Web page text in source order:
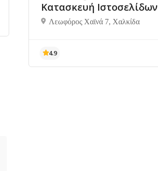
Κατασκευή Ιστοσελίδων
Λεωφόρος Χαϊνά 7, Χαλκίδα